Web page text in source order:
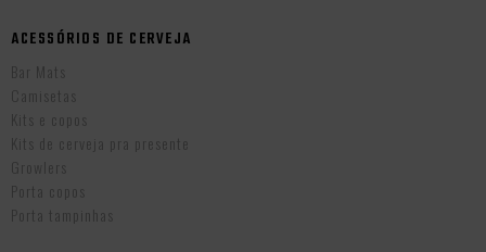
ACESSÓRIOS DE CERVEJA
Bar Mats
Camisetas
Kits e copos
Kits de cerveja pra presente
Growlers
Porta copos
Porta tampinhas